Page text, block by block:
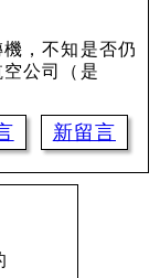
，不知是否仍
公司（是
新留言